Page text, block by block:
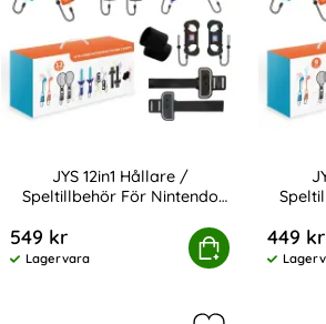
JYS 12in1 Hållare /
Speltillbehör För Nintendo
549 kr
Tillgänglighet:
Lagervara
Köp
12in1 Hållare / Speltillbehör För449 kr
JYS 9in1